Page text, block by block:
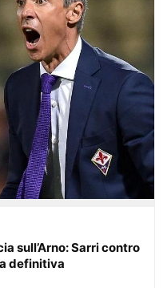
sull’Arno: Sarri contro
definitiva